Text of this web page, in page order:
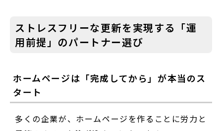
ストレスフリーな更新を実現する「運
用前提」のパートナー選び
ホームページは「完成してから」が本当のス
タート
多くの企業が、ホームページを作ることに労力と